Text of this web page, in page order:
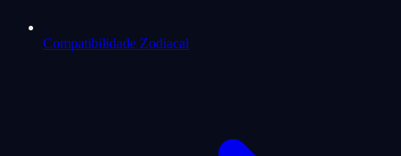
Compatibilidade Zodiacal